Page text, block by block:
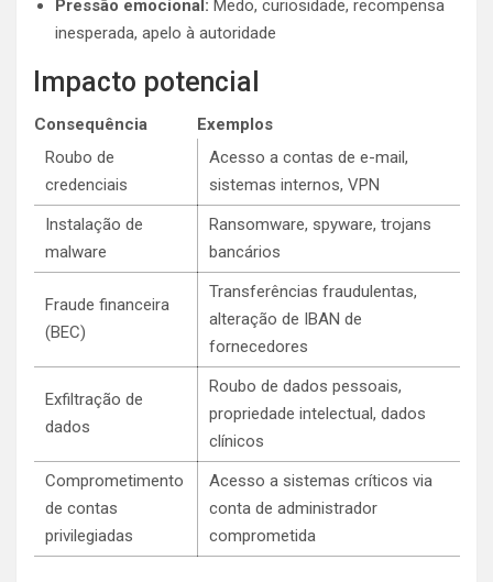
Pressão emocional: Medo, curiosidade, recompensa
inesperada, apelo à autoridade
Impacto potencial
Consequência
Exemplos
Roubo de
credenciais
Acesso a contas de e-mail,
sistemas internos, VPN
Instalação de
malware
Ransomware, spyware, trojans
bancários
Fraude financeira
(BEC)
Transferências fraudulentas,
alteração de IBAN de
fornecedores
Exfiltração de
dados
Roubo de dados pessoais,
propriedade intelectual, dados
clínicos
Comprometimento
de contas
privilegiadas
Acesso a sistemas críticos via
conta de administrador
comprometida